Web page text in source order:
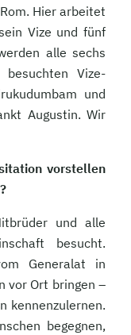
Hier arbeitet
Vize und fünf
alle sechs
Vize-
und
Augustin. Wir
vorstellen
und alle
besucht.
Generalat in
vor Ort bringen –
kennenzulernen.
begegnen,